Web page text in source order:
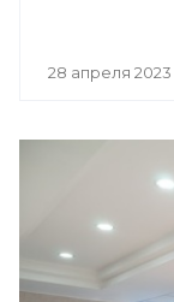
28 апреля 2023